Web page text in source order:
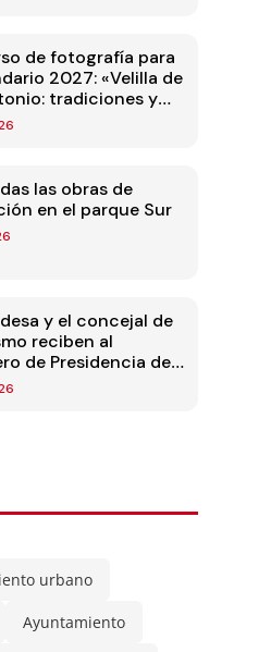
de fotografía para
2027: «Velilla de
tradiciones y
las obras de
en el parque Sur
y el concejal de
reciben al
de Presidencia de
de Madrid
urbano
Ayuntamiento